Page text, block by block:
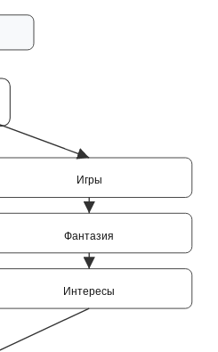
Игры
Фантазия
Интересы